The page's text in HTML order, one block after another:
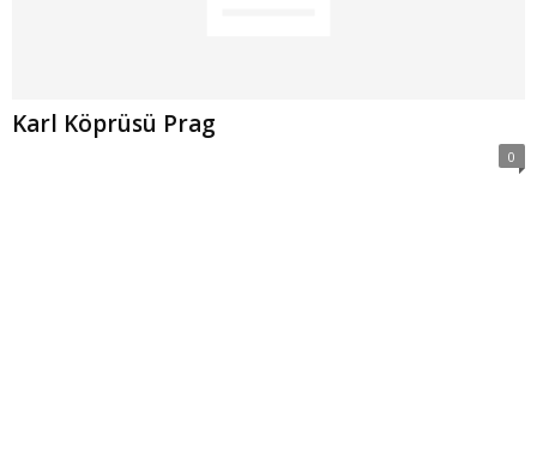
Karl Köprüsü Prag
0